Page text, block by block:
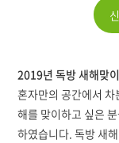
2019년 독방 새해맞
혼자만의 공간에서
해를 맞이하고 싶은
하였습니다. 독방 새